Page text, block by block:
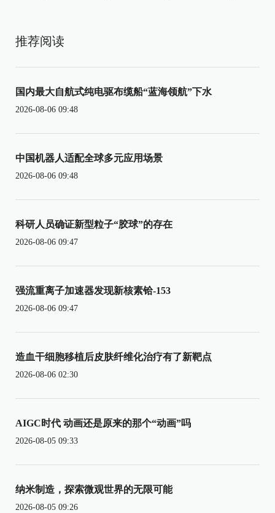
推荐阅读
国内最大自航式纯电驱布缆船“蓝海领航”下水
2026-08-06 09:48
中国机器人适配全球多元应用场景
2026-08-06 09:48
科研人员确证新型粒子“胶球”的存在
2026-08-06 09:47
强流重离子加速器发现新核素铪-153
2026-08-06 09:47
造血干细胞移植后皮肤纤维化治疗有了新靶点
2026-08-06 02:30
AIGC时代 动画还是原来的那个“动画”吗
2026-08-05 09:33
纳米制造，探索微观世界的无限可能
2026-08-05 09:26